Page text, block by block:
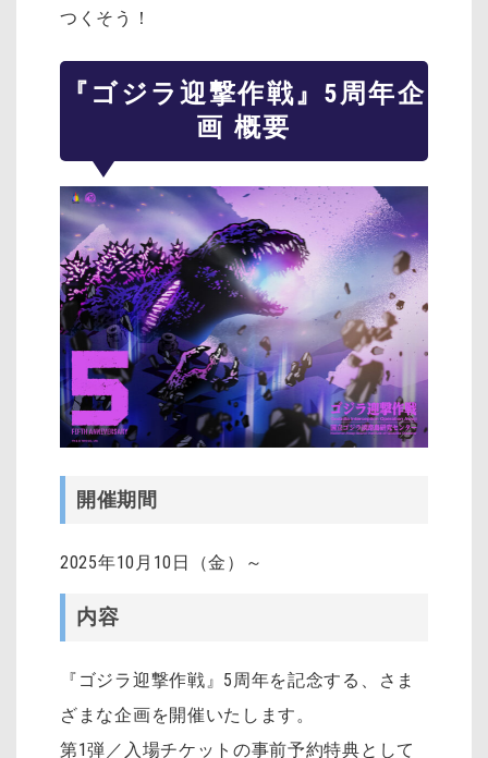
つくそう！
『ゴジラ迎撃作戦』5周年企
画 概要
開催期間
2025年10月10日（金）～
内容
『ゴジラ迎撃作戦』5周年を記念する、さま
ざまな企画を開催いたします。
第1弾／入場チケットの事前予約特典として